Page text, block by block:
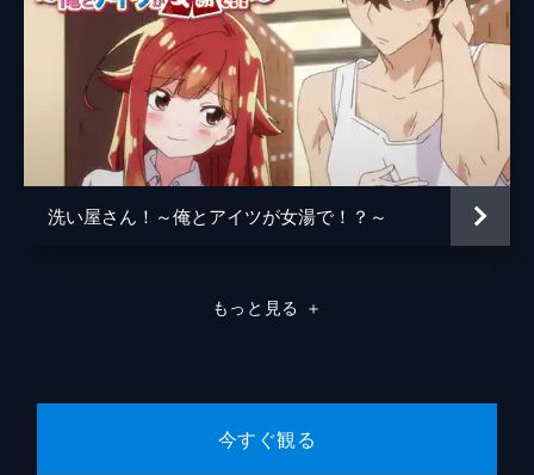
行。朱莉と楓が宿へ行っている間、一樹は杏
季と結衣に日焼け止めを塗って股間を膨らま
せてしまう。一樹は「膨らんだ股間は自分で
処理できない」という嘘がバレてしまい...。
#8 絶対私を選ばせる
世界で唯一「EDじゃない」という一樹の秘
密は、朱莉、楓、杏季、結衣にバレてしまっ
ていた。混浴風呂で一樹をめぐり口論する朱
洗い屋さん！～俺とアイツが女湯で！？～
もっと見る ＋
今すぐ観る